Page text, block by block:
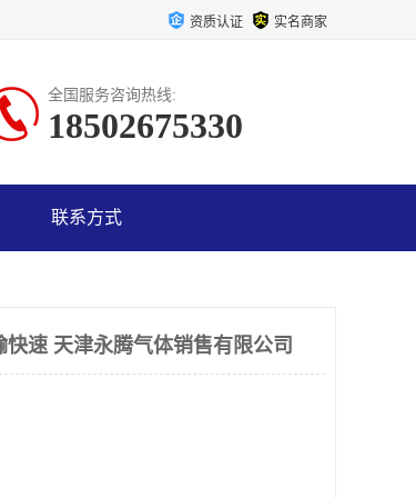
资质认证 实名商家
全国服务咨询热线:
18502675330
联系方式
速 天津永腾气体销售有限公司